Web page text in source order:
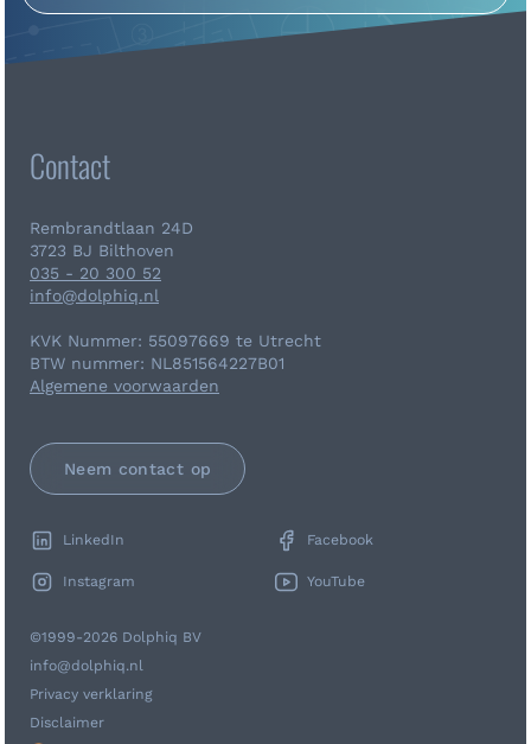
Contact
Rembrandtlaan 24D
3723 BJ Bilthoven
035 - 20 300 52
info@dolphiq.nl
KVK Nummer: 55097669 te Utrecht
BTW nummer: NL851564227B01
Algemene voorwaarden
Neem contact op
LinkedIn Facebook
Instagram YouTube
©1999-2026 Dolphiq BV
info@dolphiq.nl
Privacy verklaring
Disclaimer